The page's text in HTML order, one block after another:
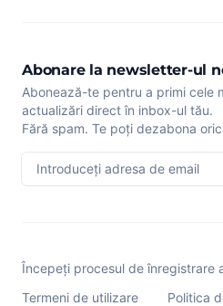
Abonare la newsletter-ul
Abonează-te pentru a primi cele
actualizări direct în inbox-ul tău.
Fără spam. Te poți dezabona
Introduceți adresa de email
Începeți procesul de înregistrare
Termeni de utilizare
Politica